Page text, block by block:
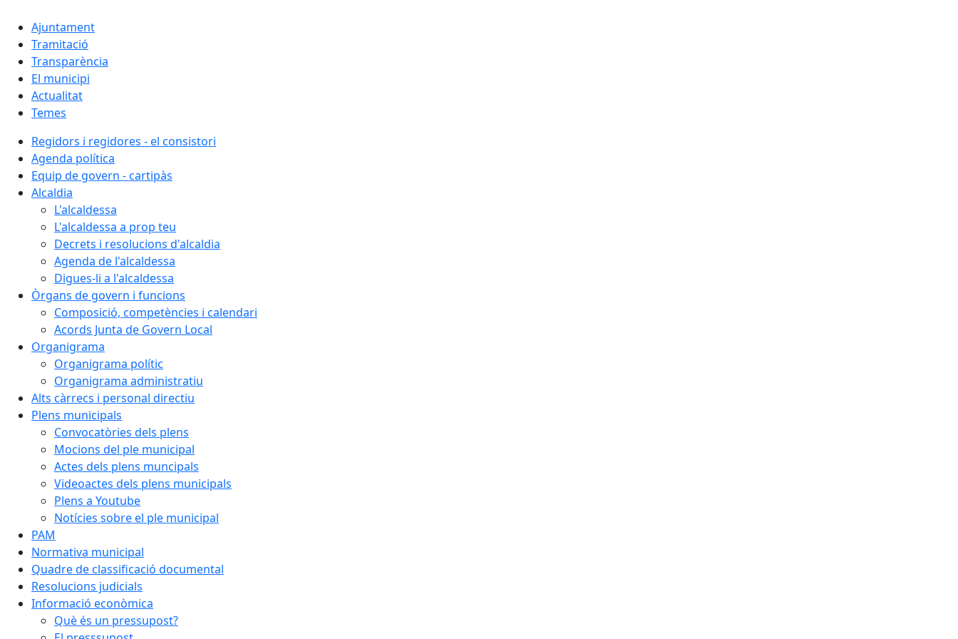
Ajuntament
Tramitació
Transparència
El municipi
Actualitat
Temes
Regidors i regidores - el consistori
Agenda política
Equip de govern - cartipàs
Alcaldia
L'alcaldessa
L'alcaldessa a prop teu
Decrets i resolucions d'alcaldia
Agenda de l'alcaldessa
Digues-li a l'alcaldessa
Òrgans de govern i funcions
Composició, competències i calendari
Acords Junta de Govern Local
Organigrama
Organigrama polític
Organigrama administratiu
Alts càrrecs i personal directiu
Plens municipals
Convocatòries dels plens
Mocions del ple municipal
Actes dels plens muncipals
Videoactes dels plens municipals
Plens a Youtube
Notícies sobre el ple municipal
PAM
Normativa municipal
Quadre de classificació documental
Resolucions judicials
Informació econòmica
Què és un pressupost?